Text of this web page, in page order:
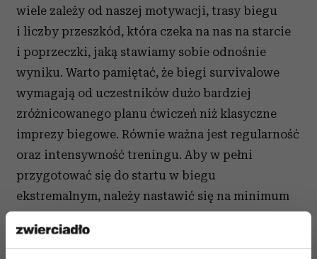
wiele zależy od naszej motywacji, trasy biegu
i liczby przeszkód, która czeka na nas na starcie
i poprzeczki, jaką stawiamy sobie odnośnie
wyniku. Warto pamiętać, że biegi survivalowe
wymagają od uczestników dużo bardziej
zróżnicowanego planu ćwiczeń niż klasyczne
imprezy biegowe. Równie ważna jest regularność
oraz intensywność treningu. Aby w pełni
przygotować się do startu w biegu
ekstremalnym, należy nastawić się na minimum
O czym jeszcze pamiętać przed startem?